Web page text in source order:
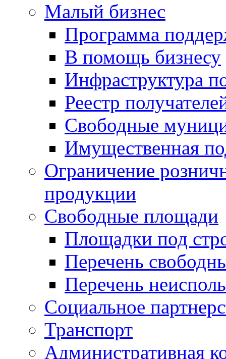
Малый бизнес
Программа
В помощь бизнесу
Инфраструктура
Реестр
Свободные
Имущественная
Ограничение
продукции
Свободные площади
Площадки под
Перечень
Перечень
Социальное
Транспорт
Административная